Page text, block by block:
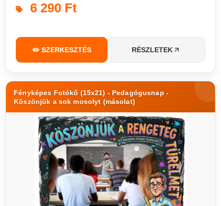
6 290 Ft
✏️ SZERKESZTÉS RÉSZLETEK
Fényképes Fotókő (15x21) - Pedagógusnap -
Köszönjük a sok mosolyt (másolat)